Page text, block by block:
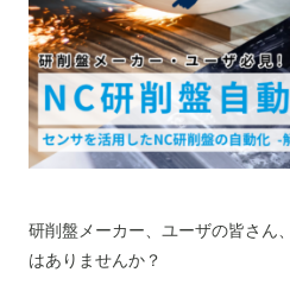
研削盤メーカー、ユーザの皆さん
はありませんか？